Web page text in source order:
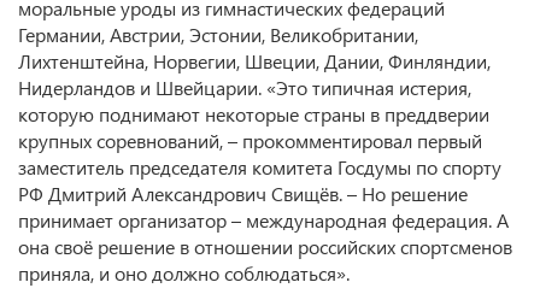
моральные уроды из гимнастических федераций
Германии, Австрии, Эстонии, Великобритании,
Лихтенштейна, Норвегии, Швеции, Дании, Финляндии,
Нидерландов и Швейцарии. «Это типичная истерия,
которую поднимают некоторые страны в преддверии
крупных соревнований, – прокомментировал первый
заместитель председателя комитета Госдумы по спорту
РФ Дмитрий Александрович Свищёв. – Но решение
принимает организатор – международная федерация. А
она своё решение в отношении российских спортсменов
приняла, и оно должно соблюдаться».